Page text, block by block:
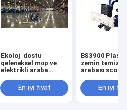
Ekoloji dostu
geleneksel mop ve
elektrikli araba
temizliği için
En iyi fiyat
BS3900
zemin
arabası
En iyi